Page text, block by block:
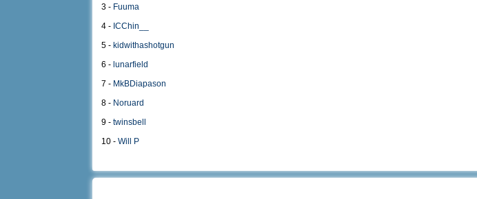
3 - Fuuma
4 - ICChin__
5 - kidwithashotgun
6 - lunarfield
7 - MkBDiapason
8 - Noruard
9 -twinsbell
10 -Will P